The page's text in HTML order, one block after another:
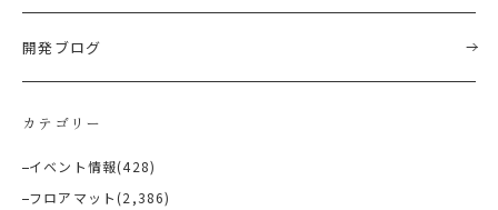
開発ブログ
カテゴリー
イベント情報(428)
フロアマット (2,386)